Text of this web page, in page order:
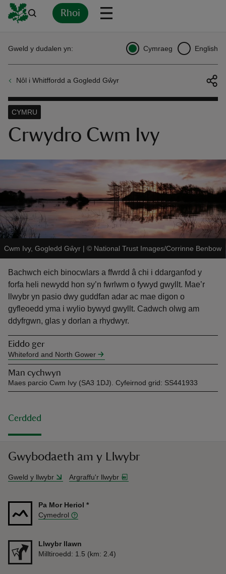
Rhoi
do
Nôl i Whitffordd a Gogledd Gŵyr
Gweld y dudalen yn: Cymraeg English
Crwydro Cwm Ivy
CYMRU
Cwm Ivy, Gogledd Gŵyr | © National Trust Images/Corrinne Benbow
Bachwch eich binocwlars a ffwrdd â chi i ddarganfod y
forfa heli newydd hon sy’n fwrlwm o fywyd gwyllt. Mae’r
llwybr yn pasio dwy guddfan adar ac mae digon o
gyfleoedd yma i wylio bywyd gwyllt. Cadwch olwg am
ddyfrgwn, glas y dorlan a rhydwyr.
Eiddo ger
Whiteford and North Gower
Man cychwyn
Maes parcio Cwm Ivy (SA3 1DJ). Cyfeirnod grid: SS441933
Cerdded
Gwybodaeth am y Llwybr
Gweld y llwybr Argraffu'r llwybr
Pa Mor Heriol *
Cymedrol
Llwybr llawn
Pellter
Milltiroedd: 1.5 (km: 2.4)